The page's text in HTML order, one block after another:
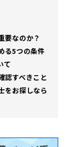
要なのか？
る5つの条件
て
認すべきこと
をお探しなら